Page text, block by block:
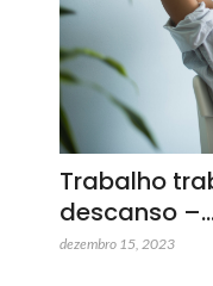
Trabalho
descanso
dezembro 15, 2023